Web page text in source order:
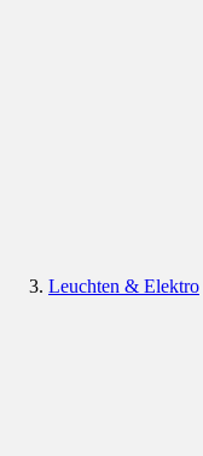
Leuchten & Elektro